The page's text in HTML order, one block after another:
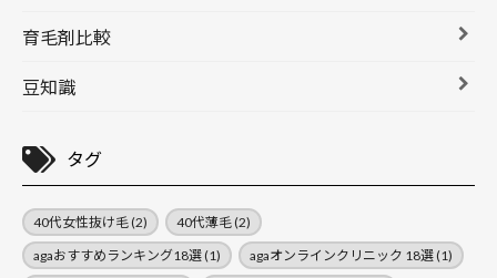
育毛剤比較
豆知識
タグ
40代女性抜け毛(2) 40代薄毛(2)
agaおすすめランキング18選(1) agaオンラインクリニック 18選(1)